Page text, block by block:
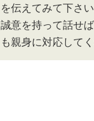
を伝えてみて下さい
誠意を持って話せ
も親身に対応して